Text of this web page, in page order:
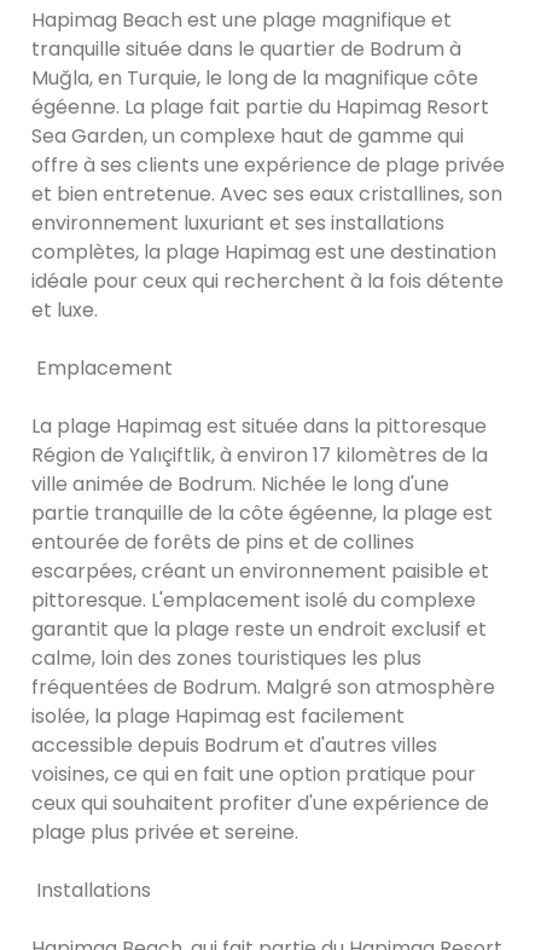
Hapimag Beach est une plage magnifique et
tranquille située dans le quartier de Bodrum à
Muğla, en Turquie, le long de la magnifique côte
égéenne. La plage fait partie du Hapimag Resort
Sea Garden, un complexe haut de gamme qui
offre à ses clients une expérience de plage privée
et bien entretenue. Avec ses eaux cristallines, son
environnement luxuriant et ses installations
complètes, la plage Hapimag est une destination
idéale pour ceux qui recherchent à la fois détente
et luxe.
Emplacement
La plage Hapimag est située dans la pittoresque
Région de Yalıçiftlik, à environ 17 kilomètres de la
ville animée de Bodrum. Nichée le long d'une
partie tranquille de la côte égéenne, la plage est
entourée de forêts de pins et de collines
escarpées, créant un environnement paisible et
pittoresque. L'emplacement isolé du complexe
garantit que la plage reste un endroit exclusif et
calme, loin des zones touristiques les plus
fréquentées de Bodrum. Malgré son atmosphère
isolée, la plage Hapimag est facilement
accessible depuis Bodrum et d'autres villes
voisines, ce qui en fait une option pratique pour
ceux qui souhaitent profiter d'une expérience de
plage plus privée et sereine.
Installations